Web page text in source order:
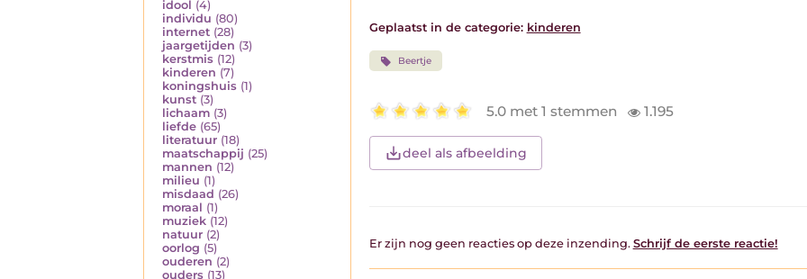
idool (4)
individu (80)
internet (28)
jaargetijden (3)
kerstmis (12)
kinderen (7)
koningshuis (1)
kunst (3)
lichaam (3)
liefde (65)
literatuur (18)
maatschappij (25)
mannen (12)
milieu (1)
misdaad (26)
moraal (1)
muziek (12)
natuur (2)
oorlog (5)
ouderen (2)
ouders (13)
Geplaatst in de categorie: kinderen
Beertje
5.0 met 1 stemmen 1.195
deel als afbeelding
Er zijn nog geen reacties op deze inzending. Schrijf de eerste reactie!